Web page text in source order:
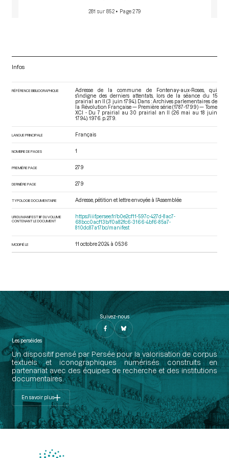
281 sur 852 • Page 279
Infos
RÉFÉRENCE BIBLIOGRAPHIQUE
Adresse de la commune de Fontenay-aux-Roses, qui
s'indigne des derniers attentats, lors de la séance du 15
prairial an II (3 juin 1794). Dans : Archives parlementaires de
la Révolution Française — Première série (1787-1799) — Tome
XCI - Du 7 prairial au 30 prairial an II (26 mai au 18 juin
1794) . 1976. p. 279.
LANGUE PRINCIPALE Français
NOMBRE DE PAGES 1
PREMIÈRE PAGE 279
DERNIÈRE PAGE 279
TYPOLOGIE DOCUMENTAIRE Adresse, pétition et lettre envoyée à l’Assemblée
URI DU MANIFEST IIIF DU VOLUME
CONTENANT LE DOCUMENT
https://iiif.persee.fr/b0e2cf11-597c-427d-8ac7-
68bcc0acf13b/f0a82fc6-3166-4bf6-85a7-
810dc87a17bc/manifest
MODIFIÉ LE 11 octobre 2024 à 05:36
Suivez-nous
Les perséides
Un dispositif pensé par Persée pour la valorisation de corpus
textuels et iconographiques numérisés construits en
partenariat avec des équipes de recherche et des institutions
documentaires.
En savoir plus